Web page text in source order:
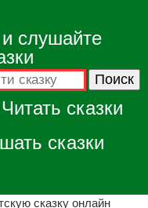
слушайте
Читать сказки
сказки